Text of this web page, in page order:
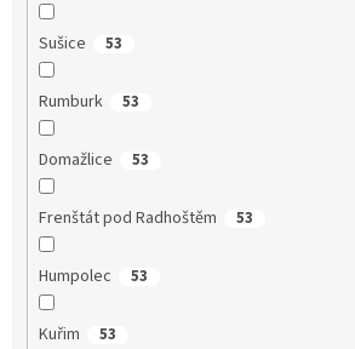
Sušice 53
Rumburk 53
Domažlice 53
Frenštát pod Radhoštěm 53
Humpolec 53
Kuřim 53